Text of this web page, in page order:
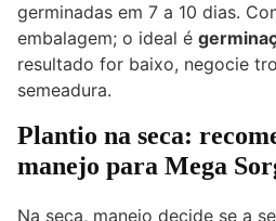
germinadas em 7 a 10 dias.
embalagem; o ideal é
resultado for baixo, negocie
semeadura.
Plantio na seca:
manejo para Mega
Na seca, manejo decide se a